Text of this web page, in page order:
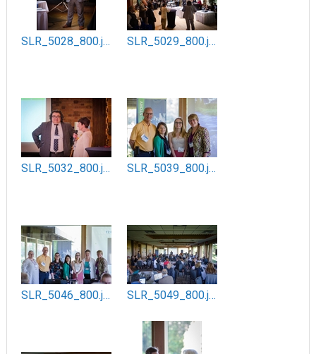
SLR_5028_800.jpg SLR_5029_800.jpg
SLR_5032_800.jpg SLR_5039_800.jpg
SLR_5046_800.jpg SLR_5049_800.jpg